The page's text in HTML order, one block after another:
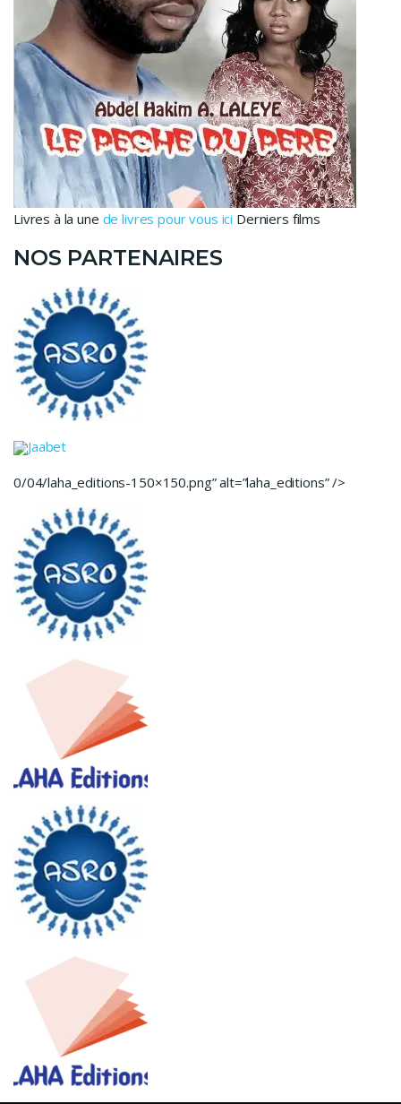
Livres à la une de livres pour vous ici Derniers films
NOS PARTENAIRES
Jaabet
0/04/laha_editions-150×150.png” alt=”laha_editions” />